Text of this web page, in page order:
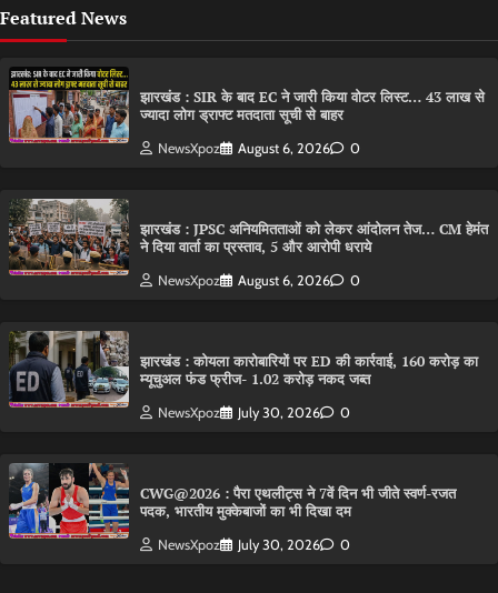
Featured News
झारखंड : SIR के बाद EC ने जारी किया वोटर लिस्ट… 43 लाख से
ज्यादा लोग ड्राफ्ट मतदाता सूची से बाहर
NewsXpoz August 6, 2026 0
झारखंड : JPSC अनियमितताओं को लेकर आंदोलन तेज… CM हेमंत
ने दिया वार्ता का प्रस्ताव, 5 और आरोपी धराये
NewsXpoz August 6, 2026 0
झारखंड : कोयला कारोबारियों पर ED की कार्रवाई, 160 करोड़ का
म्यूचुअल फंड फ्रीज- 1.02 करोड़ नकद जब्त
NewsXpoz July 30, 2026 0
CWG@2026 : पैरा एथलीट्स ने 7वें दिन भी जीते स्वर्ण-रजत
पदक, भारतीय मुक्केबाजों का भी दिखा दम
NewsXpoz July 30, 2026 0